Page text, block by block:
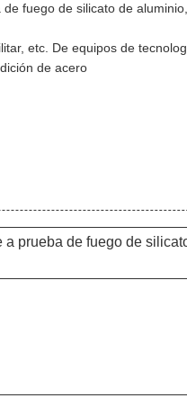
fuego de silicato de
etc. De equipos de
de acero
prueba de fuego de